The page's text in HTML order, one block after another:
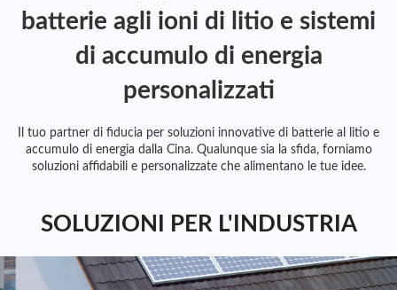
batterie agli ioni di litio e sistemi
di accumulo di energia
personalizzati
Il tuo partner di fiducia per soluzioni innovative di batterie al litio e
accumulo di energia dalla Cina. Qualunque sia la sfida, forniamo
soluzioni affidabili e personalizzate che alimentano le tue idee.
SOLUZIONI PER L'INDUSTRIA